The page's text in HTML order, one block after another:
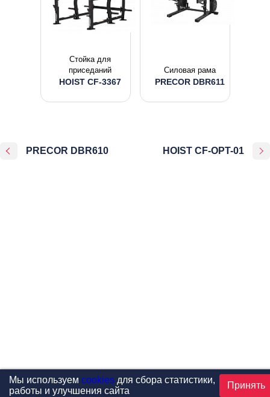
Стойка для
приседаний
HOIST CF-3367
Силовая рама
PRECOR DBR611
PRECOR DBR610 HOIST CF-OPT-01
Мы используем cookiesдля сбора статистики,
работы и улучшения сайта
Принять